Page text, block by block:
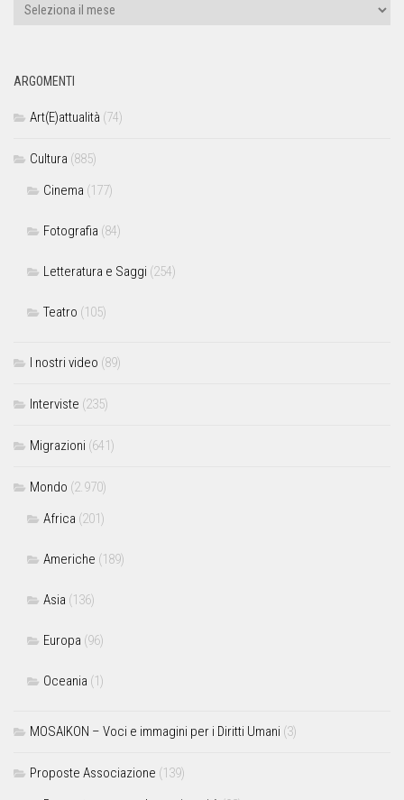
ARGOMENTI
Art(E)attualità (74)
Cultura (885)
Cinema (177)
Fotografia (84)
Letteratura e Saggi (254)
Teatro (105)
I nostri video (89)
Interviste (235)
Migrazioni (641)
Mondo (2.970)
Africa (201)
Americhe (189)
Asia (136)
Europa (96)
Oceania (1)
MOSAIKON – Voci e immagini per i Diritti Umani (3)
Proposte Associazione (139)